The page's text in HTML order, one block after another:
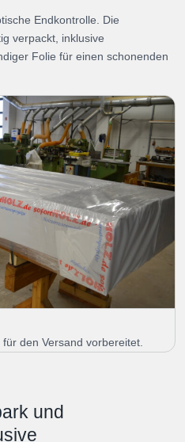
Endkontrolle. Die
verpackt, inklusive
Folie für einen schonenden
den Versand vorbereitet.
und